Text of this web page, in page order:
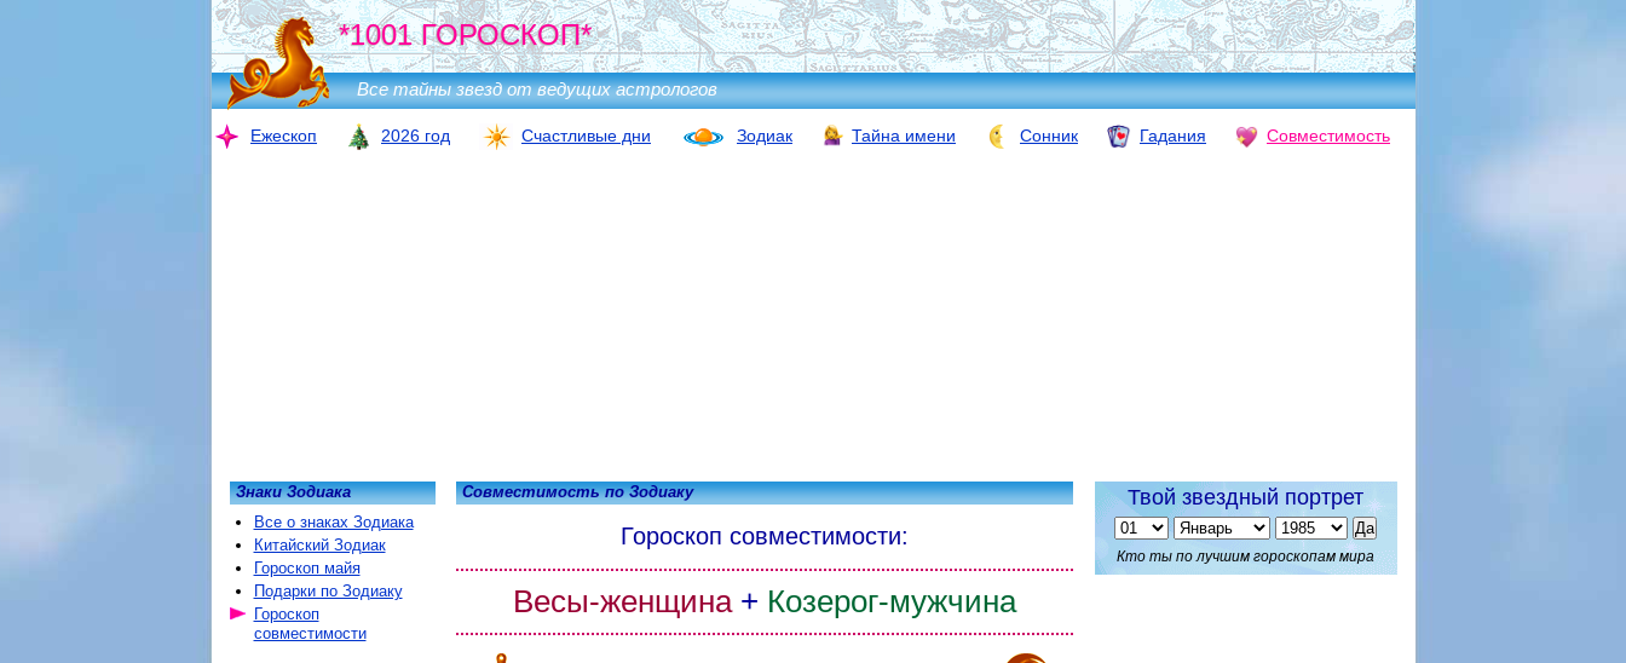
*1001 ГОРОСКОП*
Все тайны звезд от ведущих астрологов
Ежескоп 2026 год Счастливые дни Зодиак Тайна имени Сонник Гадания Совместимость
Совместимость по Зодиаку
Гороскоп совместимости:
Весы-женщина+ Козерог-мужчина
Знаки Зодиака
Все о знаках Зодиака
Китайский Зодиак
Гороскоп майя
Подарки по Зодиаку
Гороскоп
совместимости
Твой звездный портрет
Кто ты по лучшим гороскопам мира